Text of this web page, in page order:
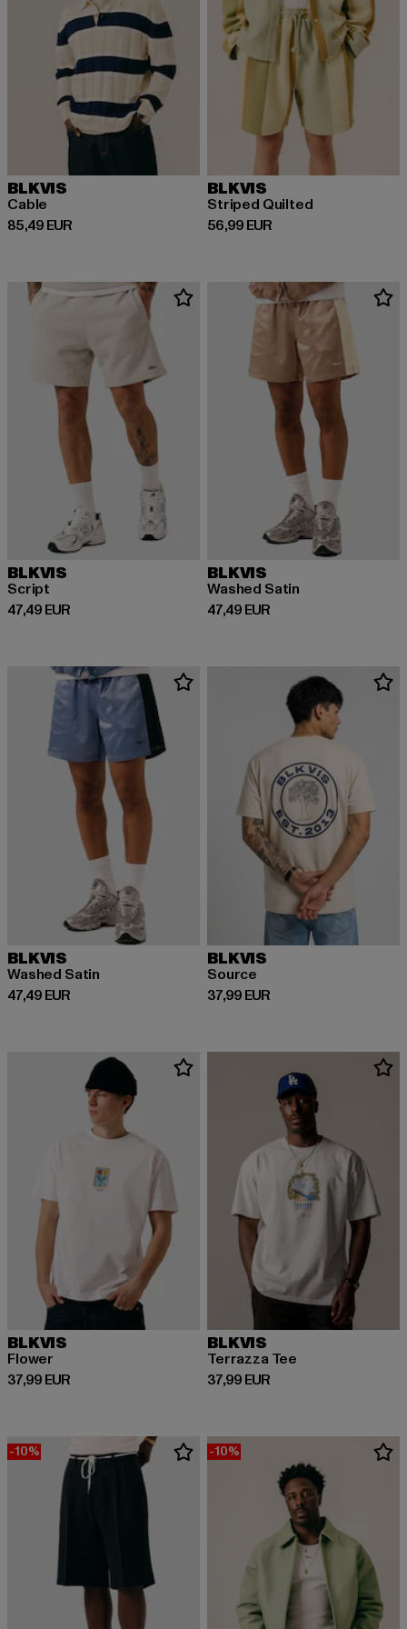
BLKVIS
Cable
85,49 EUR
Derzeitiger Preis: 85,49 EUR
BLKVIS
Striped Quilted
56,99 EUR
Derzeitiger Preis: 56,99 EUR
BLKVIS
Script
47,49 EUR
Derzeitiger Preis: 47,49 EUR
BLKVIS
Washed Satin
47,49 EUR
Derzeitiger Preis: 47,49 EUR
BLKVIS
Washed Satin
47,49 EUR
Derzeitiger Preis: 47,49 EUR
BLKVIS
Source
37,99 EUR
Derzeitiger Preis: 37,99 EUR
BLKVIS
Flower
37,99 EUR
Derzeitiger Preis: 37,99 EUR
BLKVIS
Terrazza Tee
37,99 EUR
Derzeitiger Preis: 37,99 EUR
-10% -10%